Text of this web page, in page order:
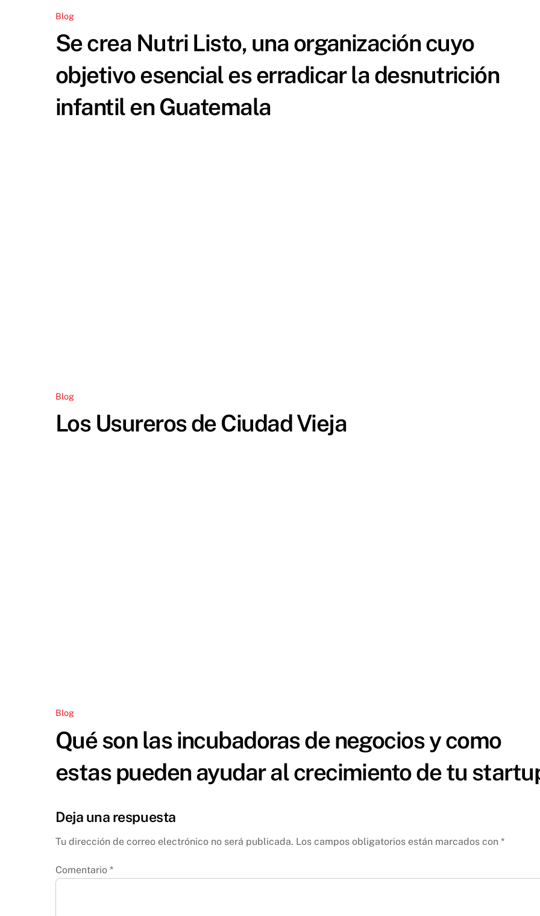
Blog
Se crea Nutri Listo, una organización cuyo
objetivo esencial es erradicar la desnutrición
infantil en Guatemala
Blog
Los Usureros de Ciudad Vieja
Blog
Qué son las incubadoras de negocios y como
estas pueden ayudar al crecimiento de tu
Deja una respuesta
Tu dirección de correo electrónico no será publicada. Los campos obligatorios están marcados con *
Comentario *